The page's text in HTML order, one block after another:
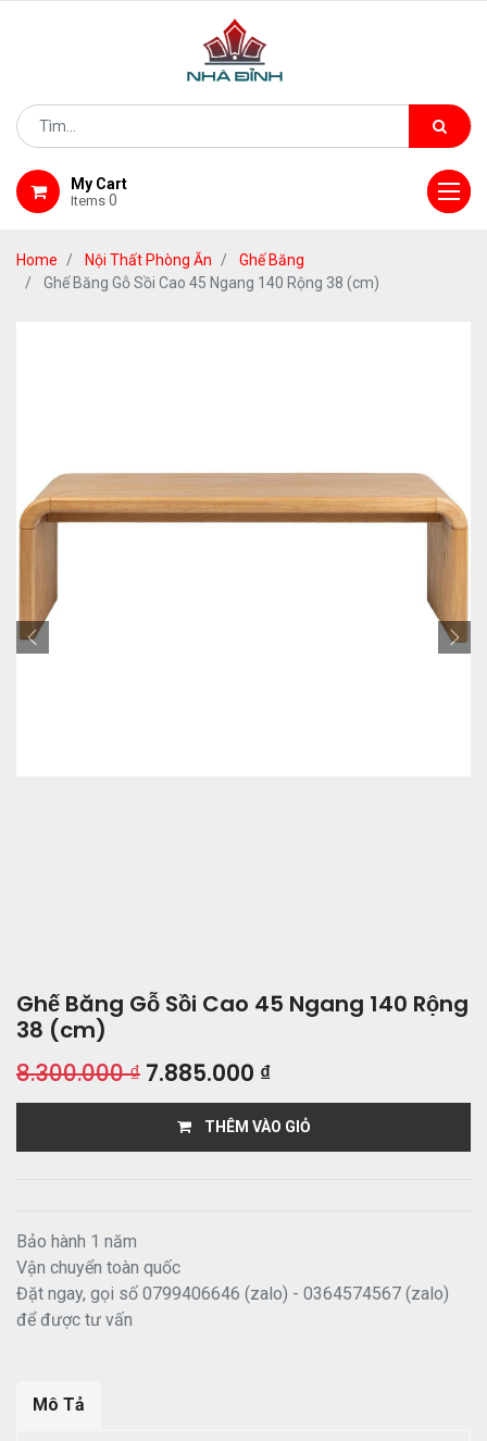
My Cart
Items 0
Home Nội Thất Phòng Ăn
Ghế Băng
Ghế Băng Gỗ Sồi Cao 45 Ngang 140 Rộng 38 (cm)
Ghế Băng Gỗ Sồi Cao 45 Ngang 140 Rộng
38 (cm)
8.300.000₫ 7.885.000 ₫
THÊM VÀO GIỎ
Bảo hành 1 năm
Vận chuyển toàn quốc
Đặt ngay, gọi số 0799406646 (zalo) - 0364574567 (zalo)
để được tư vấn
Mô Tả